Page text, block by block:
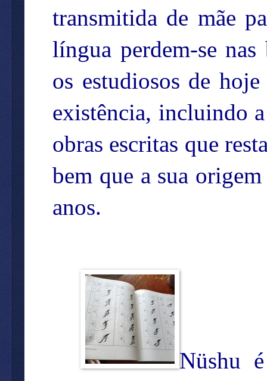
transmitida de mãe
língua perdem-se
os estudiosos de
existência, incluindo
obras escritas que
bem que a sua
anos.
Nüshu